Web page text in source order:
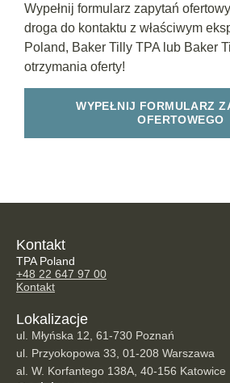
Wypełnij formularz zapytań
droga do kontaktu z właściwym
Poland, Baker Tilly TPA lub Baker
otrzymania oferty!
WYPEŁNIJ FORMULARZ
OFERTOWEGO
Kontakt
TPA Poland
+48 22 647 97 00
Kontakt
Lokalizacje
ul. Młyńska 12, 61-730 Poznań
ul. Przyokopowa 33, 01-208 Warszawa
al. W. Korfantego 138A, 40-156 Katowice